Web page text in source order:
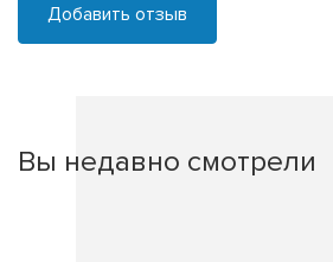
Добавить отзыв
Вы недавно смотрели